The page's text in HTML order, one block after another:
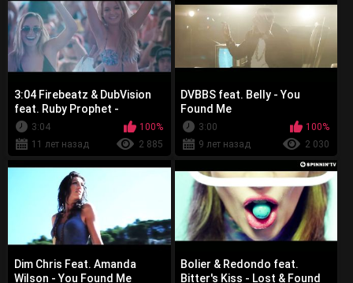
3:04 Firebeatz & DubVision
feat. Ruby Prophet -
Invincible
3:04
100%
11 лет назад
2 885
DVBBS feat. Belly - You
Found Me
3:00
100%
9 лет назад
2 030
Dim Chris Feat. Amanda
Wilson - You Found Me
Bolier & Redondo feat.
Bitter's Kiss - Lost & Found